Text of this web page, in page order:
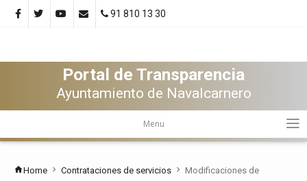
91 810 13 30
Portal de Transparencia
Ayuntamiento de Navalcarnero
Menu
Home Contrataciones de servicios
Modificaciones de